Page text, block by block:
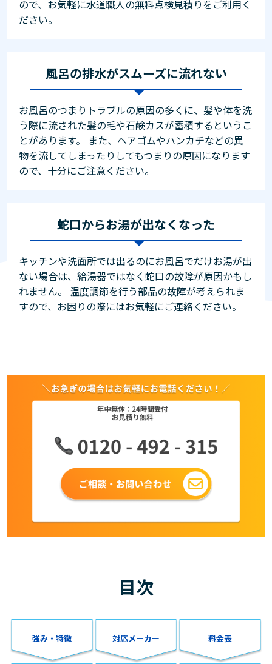
ので、お気軽に水道職人の無料点検見積りをご利用く
ださい。
風呂の排水がスムーズに流れない
お風呂のつまりトラブルの原因の多くに、髪や体を洗
う際に流された髪の毛や石鹸カスが蓄積するというこ
とがあります。 また、ヘアゴムやハンカチなどの異
物を流してしまったりしてもつまりの原因になります
ので、十分にご注意ください。
蛇口からお湯が出なくなった
キッチンや洗面所では出るのにお風呂でだけお湯が出
ない場合は、給湯器ではなく蛇口の故障が原因かもし
れません。 温度調節を行う部品の故障が考えられま
すので、お困りの際にはお気軽にご連絡ください。
目次
強み・特徴 対応メーカー 料金表